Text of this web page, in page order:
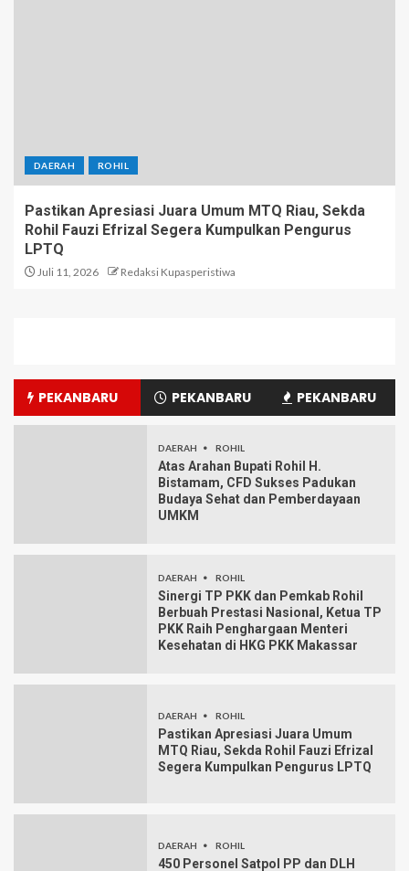
DAERAH ROHIL
Pastikan Apresiasi Juara Umum MTQ Riau, Sekda
Rohil Fauzi Efrizal Segera Kumpulkan Pengurus
LPTQ
Juli 11, 2026 Redaksi Kupasperistiwa
PEKANBARU PEKANBARU PEKANBARU
DAERAH ROHIL
Atas Arahan Bupati Rohil H.
Bistamam, CFD Sukses Padukan
Budaya Sehat dan Pemberdayaan
UMKM
DAERAH ROHIL
Sinergi TP PKK dan Pemkab Rohil
Berbuah Prestasi Nasional, Ketua TP
PKK Raih Penghargaan Menteri
Kesehatan di HKG PKK Makassar
DAERAH ROHIL
Pastikan Apresiasi Juara Umum
MTQ Riau, Sekda Rohil Fauzi Efrizal
Segera Kumpulkan Pengurus LPTQ
DAERAH ROHIL
450 Personel Satpol PP dan DLH